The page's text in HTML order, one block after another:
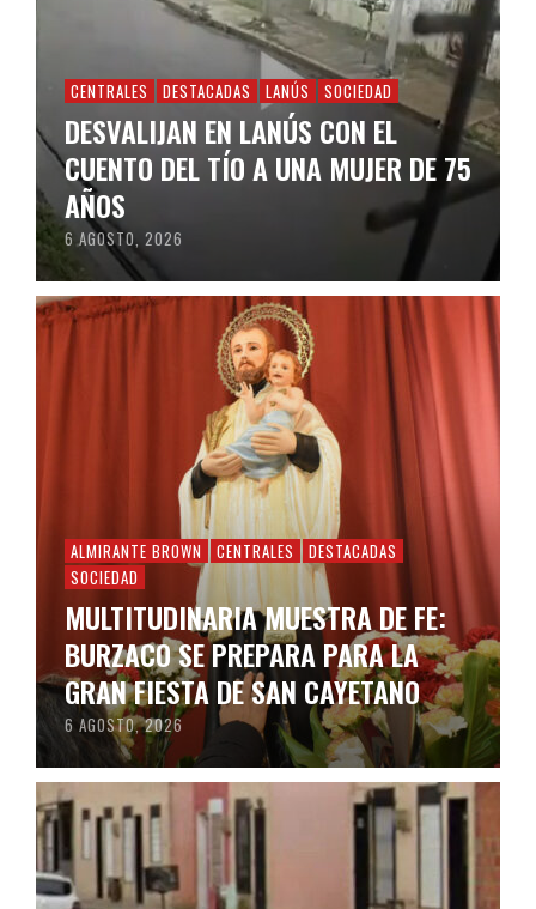
CENTRALES DESTACADAS LANÚS SOCIEDAD
DESVALIJAN EN LANÚS CON EL
CUENTO DEL TÍO A UNA MUJER DE 75
AÑOS
6 AGOSTO, 2026
ALMIRANTE BROWN CENTRALES
DESTACADAS
SOCIEDAD
MULTITUDINARIA MUESTRA DE FE:
BURZACO SE PREPARA PARA LA
GRAN FIESTA DE SAN CAYETANO
6 AGOSTO, 2026